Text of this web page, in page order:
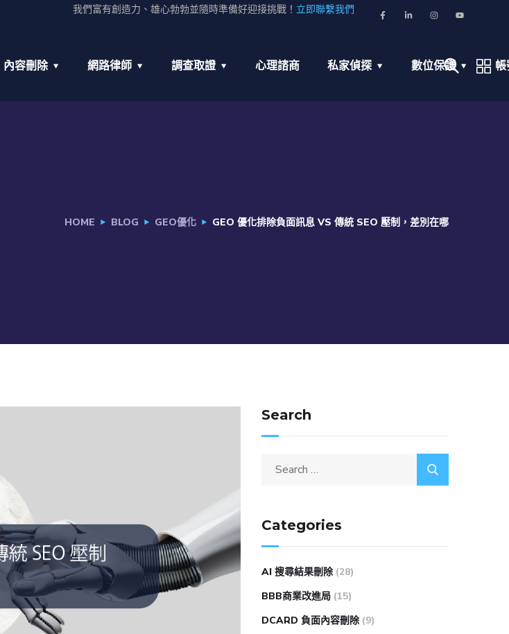
我們富有創造力、雄心勃勃並隨時準備好迎接挑戰！ 立即聯繫我們
內容刪除 網路律師 調查取證 心理諮商 私家偵探 數位保護
HOME BLOG GEO優化 GEO 優化排除負面訊息 VS 傳統 SEO 壓制，差別在哪
Search
Categories
AI 搜尋結果刪除 (28)
BBB商業改進局 (15)
DCARD 負面內容刪除 (9)